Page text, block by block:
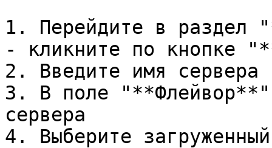
1. Перейдите в
- кликните по кнопке
2. Введите имя сервера
3. В поле "**Флейвор**"
сервера
4. Выберите